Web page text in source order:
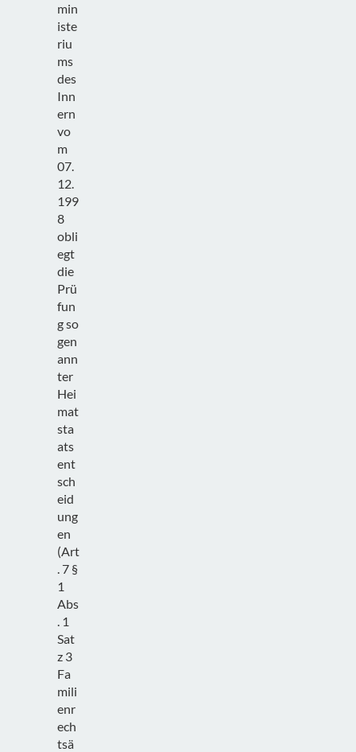
min
iste
riu
ms
des
Inn
ern
vo
m
07.
12.
199
8
obli
egt
die
Prü
fun
g so
gen
ann
ter
Hei
mat
sta
ats
ent
sch
eid
ung
en
(Art
. 7 §
1
Abs
. 1
Sat
z 3
Fa
mili
enr
ech
tsä